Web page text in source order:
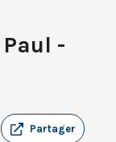
-
Partager